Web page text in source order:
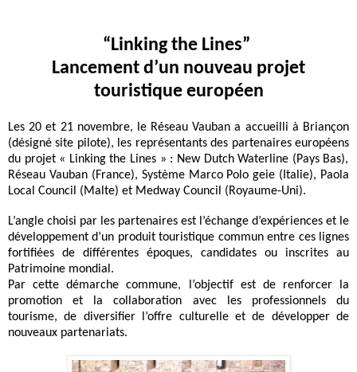
“Linking the Lines”
Lancement d’un nouveau projet
touristique européen
Les 20 et 21 novembre, le Réseau Vauban a accueilli à Briançon
(désigné site pilote), les représentants des partenaires européens
du projet « Linking the Lines » : New Dutch Waterline (Pays Bas),
Réseau Vauban (France), Système Marco Polo geie (Italie), Paola
Local Council (Malte) et Medway Council (Royaume-Uni).
L’angle choisi par les partenaires est l’échange d’expériences et le
développement d’un produit touristique commun entre ces lignes
fortifiées de différentes époques, candidates ou inscrites au
Patrimoine mondial.
Par cette démarche commune, l’objectif est de renforcer la
promotion et la collaboration avec les professionnels du
tourisme, de diversifier l’offre culturelle et de développer de
nouveaux partenariats.